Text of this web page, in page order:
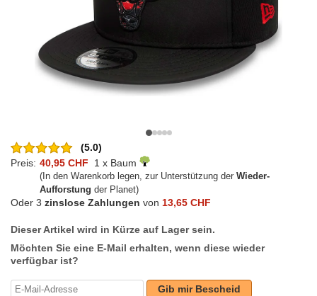
(5.0)
Preis: 40,95 CHF 1 x Baum
(In den Warenkorb legen, zur Unterstützung der Wieder-
Aufforstung der Planet)
Oder 3 zinslose Zahlungen von 13,65 CHF
Dieser Artikel wird in Kürze auf Lager sein.
Möchten Sie eine E-Mail erhalten, wenn diese wieder
verfügbar ist?
Gib mir Bescheid